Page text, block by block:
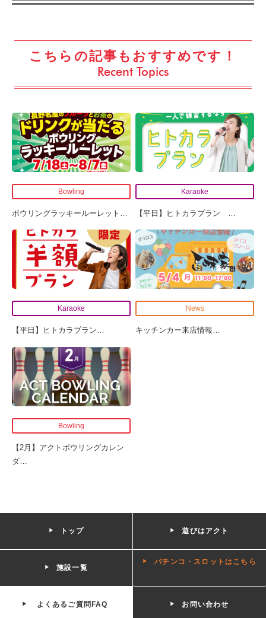
こちらの記事もおすすめです！
Recent Topics
Bowling
ボウリングラッキールーレット …
Karaoke
【平日】ヒトカラプラン …
Karaoke
【平日】ヒトカラプラン…
News
キッチンカー来店情報…
Bowling
【2月】アクトボウリングカレン
ダ
トップ 遊びはアクト
施設一覧
パチンコ・スロットはこちら
よくあるご質問FAQ お問い合わせ